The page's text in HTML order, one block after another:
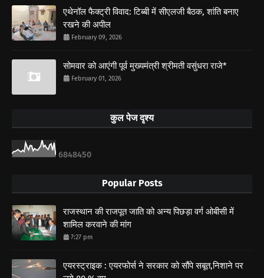
एथेनॉल फैक्ट्री विवाद: टिब्बी में सीएलजी बैठक, शांति बनाए
रखने की अपील
February 09, 2026
सोमवार को आएंगी पूर्व मुख्यमंत्री श्रीमती वसुंधरा राजे*
February 01, 2026
कुल पेज दृश्य
6848450
Popular Posts
राजस्थान की राजपूत जाति को अन्य पिछड़ा वर्ग ओबीसी में
शामिल करवाने की मांग
7:27 pm
एयरस्ट्राइक : एयरफोर्स ने सरकार को सौंपे सबूत,निशाने पर